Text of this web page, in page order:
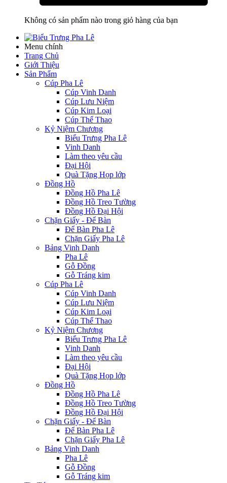
Không có sản phẩm nào trong giỏ hàng của bạn
Menu chính
Trang Chủ
Giới Thiệu
Sản Phẩm
Cúp Pha Lê
Cúp Vinh Danh
Cúp Lưu Niệm
Cúp Kim Loại
Cúp Thể Thao
Kỷ Niệm Chương
Biểu Trưng Pha Lê
Vinh Danh
Làm theo yêu cầu
Đại Hội
Quà Tặng Họp lớp
Đồng Hồ
Đồng Hồ Pha Lê
Đồng Hồ Treo Tường
Đồng Hồ Đại Hội
Chặn Giấy - Để Bàn
Để Bàn Pha Lê
Chặn Giấy Pha Lê
Bảng Vinh Danh
Pha Lê
Gỗ Đồng
Gỗ Tráng kim
Cúp Pha Lê
Cúp Vinh Danh
Cúp Lưu Niệm
Cúp Kim Loại
Cúp Thể Thao
Kỷ Niệm Chương
Biểu Trưng Pha Lê
Vinh Danh
Làm theo yêu cầu
Đại Hội
Quà Tặng Họp lớp
Đồng Hồ
Đồng Hồ Pha Lê
Đồng Hồ Treo Tường
Đồng Hồ Đại Hội
Chặn Giấy - Để Bàn
Để Bàn Pha Lê
Chặn Giấy Pha Lê
Bảng Vinh Danh
Pha Lê
Gỗ Đồng
Gỗ Tráng kim